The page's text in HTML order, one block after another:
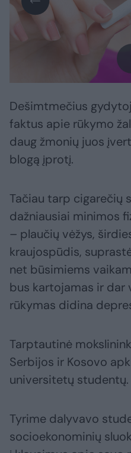
Dešimtmečius
faktus apie rūkymo
daug žmonių juos
blogą įprotį.
Tačiau tarp cigarečių
dažniausiai minimos
– plaučių vėžys,
kraujospūdis,
net būsimiems
bus kartojamas ir dar
rūkymas didina
Tarptautinė
Serbijos ir Kosovo
universitetų studentų.
Tyrime dalyvavo
socioekonominių